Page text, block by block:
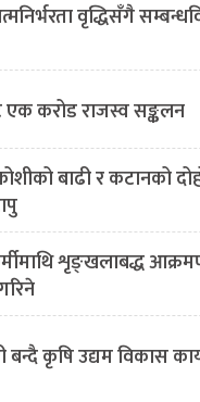
वृद्धिसँगै
करोड राजस्व सङ्कलन
बाढी र कटानको
शृङ्खलाबद्ध
बन्दै कृषि उद्यम विकास